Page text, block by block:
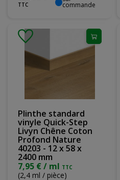
TTC commande
Plinthe standard
vinyle Quick-Step
Livyn Chêne Coton
Profond Nature
40203 - 12 x 58 x
2400 mm
7,95 € / ml TTC
(2,4 ml / pièce)